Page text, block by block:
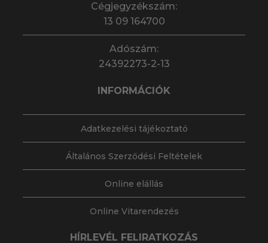
Cégjegyzékszám:
13 09 164700
Adószám:
24392273-2-13
INFORMÁCIÓK
Adatkezelési tájékoztató
Általános Szerződési Feltételek
Online elállás
Online Vitarendezés
HÍRLEVÉL FELIRATKOZÁS